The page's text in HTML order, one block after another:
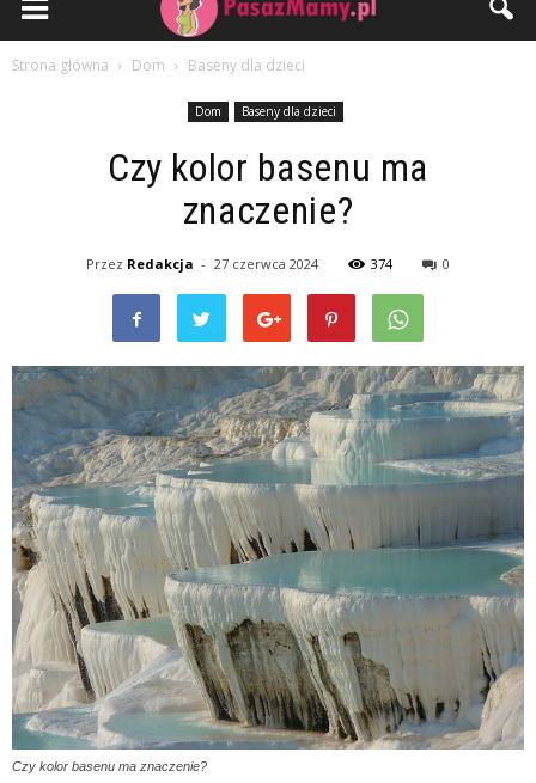
Strona główna Dom Baseny dla dzieci
Dom Baseny dla dzieci
Czy kolor basenu ma
znaczenie?
Przez Redakcja - 27 czerwca 2024 374 0
Czy kolor basenu ma znaczenie?